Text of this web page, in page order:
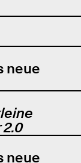
neue
neue